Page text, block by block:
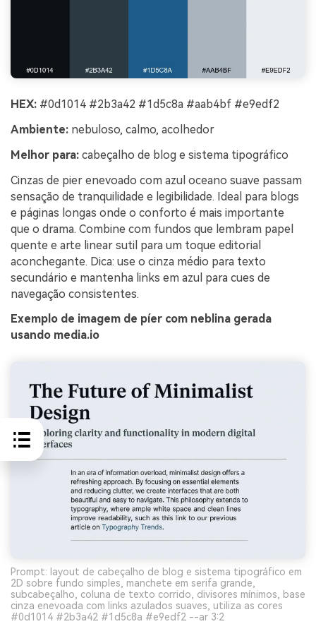
HEX: #0d1014 #2b3a42 #1d5c8a #aab4bf #e9edf2
Ambiente: nebuloso, calmo, acolhedor
Melhor para: cabeçalho de blog e sistema tipográfico
Cinzas de pier enevoado com azul oceano suave passam
sensação de tranquilidade e legibilidade. Ideal para blogs
e páginas longas onde o conforto é mais importante
que o drama. Combine com fundos que lembram papel
quente e arte linear sutil para um toque editorial
aconchegante. Dica: use o cinza médio para texto
secundário e mantenha links em azul para cues de
navegação consistentes.
Exemplo de imagem de píer com neblina gerada
usando media.io
Prompt: layout de cabeçalho de blog e sistema tipográfico em
2D sobre fundo simples, manchete em serifa grande,
subcabeçalho, coluna de texto corrido, divisores mínimos, base
cinza enevoada com links azulados suaves, utiliza as cores
#0d1014 #2b3a42 #1d5c8a #e9edf2 --ar 3:2